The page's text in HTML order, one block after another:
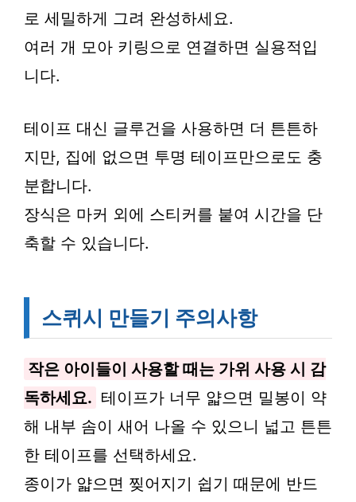
로 세밀하게 그려 완성하세요.
여러 개 모아 키링으로 연결하면 실용적입
니다.
테이프 대신 글루건을 사용하면 더 튼튼하
지만, 집에 없으면 투명 테이프만으로도 충
분합니다.
장식은 마커 외에 스티커를 붙여 시간을 단
축할 수 있습니다.
스퀴시 만들기 주의사항
작은 아이들이 사용할 때는 가위 사용 시 감
독하세요. 테이프가 너무 얇으면 밀봉이 약
해 내부 솜이 새어 나올 수 있으니 넓고 튼튼
한 테이프를 선택하세요.
종이가 얇으면 찢어지기 쉽기 때문에 반드